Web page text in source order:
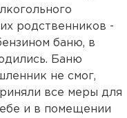
родственников -
баню, в
Баню
не смог,
все меры для
и в помещении